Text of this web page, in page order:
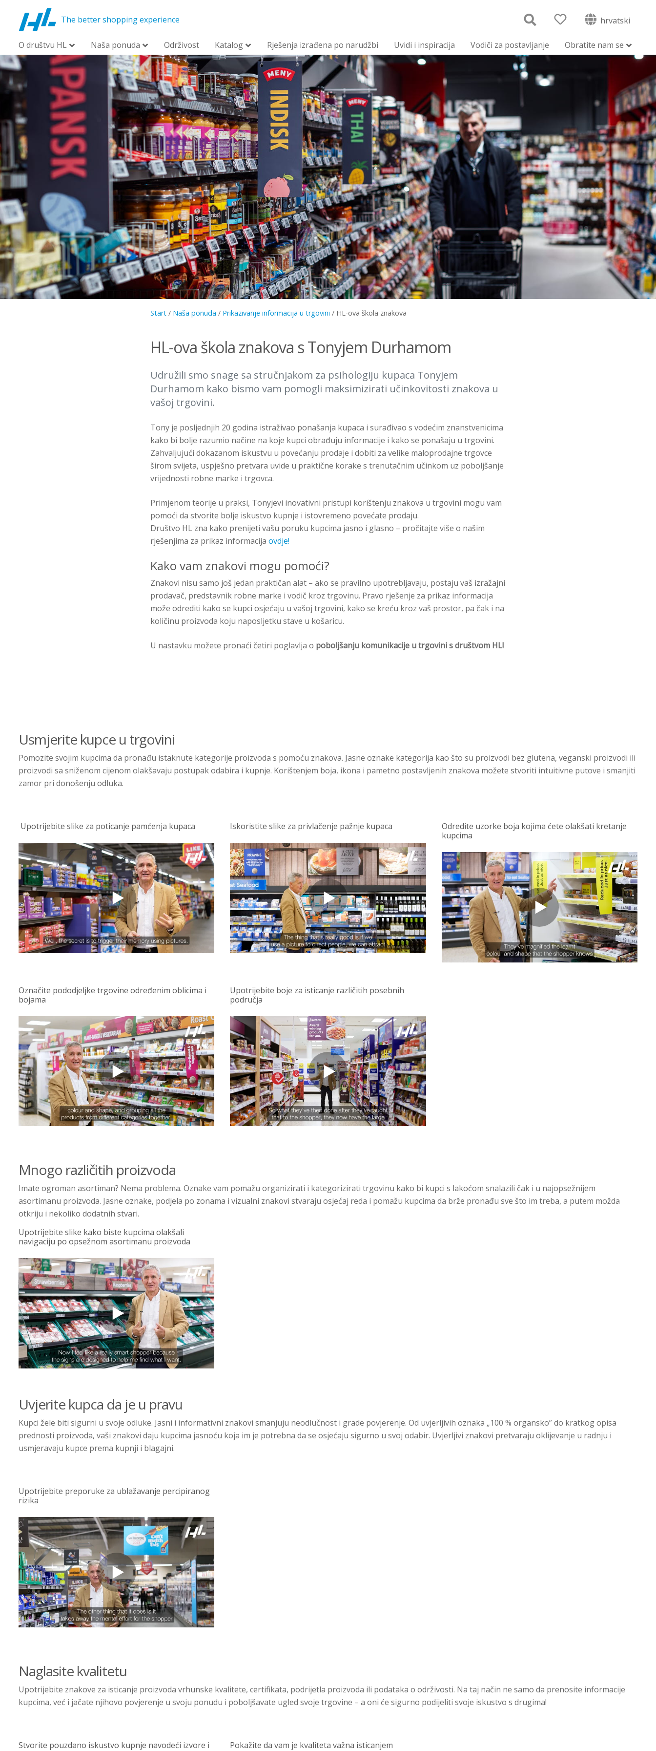
The better shopping experience hrvatski
O društvu HL Naša ponuda Održivost Katalog Rješenja izrađena po narudžbi Uvidi i inspiracija Vodiči za postavljanje Obratite nam se
Start/ Naša ponuda / Prikazivanje informacija u trgovini / HL-ova škola znakova
HL-ova škola znakova s Tonyjem Durhamom
Udružili smo snage sa stručnjakom za psihologiju kupaca Tonyjem
Durhamom kako bismo vam pomogli maksimizirati učinkovitosti znakova u
vašoj trgovini.
Tony je posljednjih 20 godina istraživao ponašanja kupaca i surađivao s vodećim znanstvenicima
kako bi bolje razumio načine na koje kupci obrađuju informacije i kako se ponašaju u trgovini.
Zahvaljujući dokazanom iskustvu u povećanju prodaje i dobiti za velike maloprodajne trgovce
širom svijeta, uspješno pretvara uvide u praktične korake s trenutačnim učinkom uz poboljšanje
vrijednosti robne marke i trgovca.
Primjenom teorije u praksi, Tonyjevi inovativni pristupi korištenju znakova u trgovini mogu vam
pomoći da stvorite bolje iskustvo kupnje i istovremeno povećate prodaju.
Društvo HL zna kako prenijeti vašu poruku kupcima jasno i glasno – pročitajte više o našim
rješenjima za prikaz informacija ovdje!
Kako vam znakovi mogu pomoći?
Znakovi nisu samo još jedan praktičan alat – ako se pravilno upotrebljavaju, postaju vaš izražajni
prodavač, predstavnik robne marke i vodič kroz trgovinu. Pravo rješenje za prikaz informacija
može odrediti kako se kupci osjećaju u vašoj trgovini, kako se kreću kroz vaš prostor, pa čak i na
količinu proizvoda koju naposljetku stave u košaricu.
U nastavku možete pronaći četiri poglavlja o poboljšanju komunikacije u trgovini s društvom HL!
Usmjerite kupce u trgovini
Pomozite svojim kupcima da pronađu istaknute kategorije proizvoda s pomoću znakova. Jasne oznake kategorija kao što su proizvodi bez glutena, veganski proizvodi ili
proizvodi sa sniženom cijenom olakšavaju postupak odabira i kupnje. Korištenjem boja, ikona i pametno postavljenih znakova možete stvoriti intuitivne putove i smanjiti
zamor pri donošenju odluka.
Upotrijebite slike za poticanje pamćenja kupaca Iskoristite slike za privlačenje pažnje kupaca
Odredite uzorke boja kojima ćete olakšati kretanje
kupcima
Označite pododjeljke trgovine određenim oblicima i
bojama
Upotrijebite boje za isticanje različitih posebnih
područja
Mnogo različitih proizvoda
Imate ogroman asortiman? Nema problema. Oznake vam pomažu organizirati i kategorizirati trgovinu kako bi kupci s lakoćom snalazili čak i u najopsežnijem
asortimanu proizvoda. Jasne oznake, podjela po zonama i vizualni znakovi stvaraju osjećaj reda i pomažu kupcima da brže pronađu sve što im treba, a putem možda
otkriju i nekoliko dodatnih stvari.
Upotrijebite slike kako biste kupcima olakšali
navigaciju po opsežnom asortimanu proizvoda
Uvjerite kupca da je u pravu
Kupci žele biti sigurni u svoje odluke. Jasni i informativni znakovi smanjuju neodlučnost i grade povjerenje. Od uvjerljivih oznaka „100 % organsko” do kratkog opisa
prednosti proizvoda, vaši znakovi daju kupcima jasnoću koja im je potrebna da se osjećaju sigurno u svoj odabir. Uvjerljivi znakovi pretvaraju oklijevanje u radnju i
usmjeravaju kupce prema kupnji i blagajni.
Upotrijebite preporuke za ublažavanje percipiranog
rizika
Naglasite kvalitetu
Upotrijebite znakove za isticanje proizvoda vrhunske kvalitete, certifikata, podrijetla proizvoda ili podataka o održivosti. Na taj način ne samo da prenosite informacije
kupcima, već i jačate njihovo povjerenje u svoju ponudu i poboljšavate ugled svoje trgovine – a oni će sigurno podijeliti svoje iskustvo s drugima!
Stvorite pouzdano iskustvo kupnje navodeći izvore i
Pokažite da vam je kvaliteta važna isticanjem